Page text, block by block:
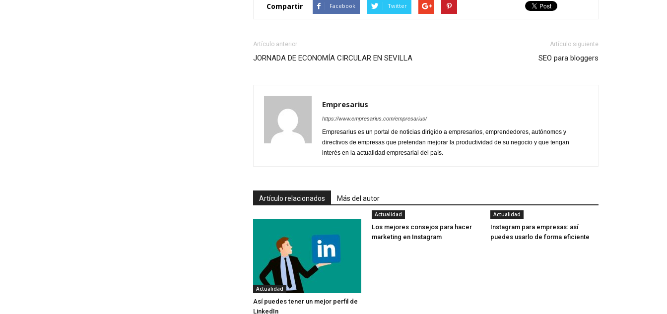
Compartir Facebook Twitter
Artículo anterior
JORNADA DE ECONOMÍA CIRCULAR EN SEVILLA
Artículo siguiente
SEO para bloggers
Empresarius
https://www.empresarius.com/empresarius/
Empresarius es un portal de noticias dirigido a empresarios, emprendedores, autónomos y
directivos de empresas que pretendan mejorar la productividad de su negocio y que tengan
interés en la actualidad empresarial del país.
Artículo relacionados Más del autor
Actualidad
Así puedes tener un mejor perfil de
LinkedIn
Actualidad
Los mejores consejos para hacer
marketing en Instagram
Actualidad
Instagram para empresas: así
puedes usarlo de forma eficiente